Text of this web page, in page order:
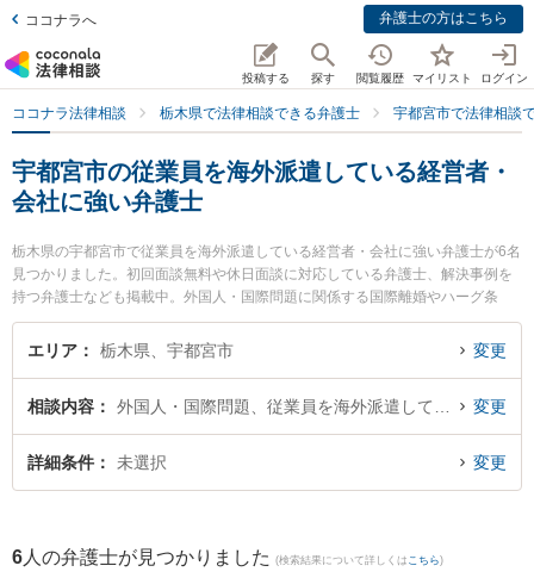
ココナラへ 弁護士の方はこちら
投稿する 探す 閲覧履歴 マイリスト ログイン
ココナラ法律相談 栃木県で法律相談できる弁護士 宇都宮市で法律相談
宇都宮市の従業員を海外派遣している経営者・
会社に強い弁護士
栃木県の宇都宮市で従業員を海外派遣している経営者・会社に強い弁護士が6名
見つかりました。初回面談無料や休日面談に対応している弁護士、解決事例を
持つ弁護士なども掲載中。外国人・国際問題に関係する国際離婚やハーグ条
約、国際結婚等の細かな分野での絞り込み検索もでき便利です。特に弁護士法
人高木・尾畑法律事務所の尾畑 慧弁護士や稲葉勉法律事務所の染谷 耕平弁護
業員を海外派遣している経営者・会社のトラブルを今すぐに弁護士に相談した
い』『従業員を海外派遣している経営者・会社のトラブル解決の実績豊富な近
くの弁護士を検索したい』『初回相談無料で従業員を海外派遣している経営
エリア 栃木県、宇都宮市 変更
相談内容 変更
詳細条件 未選択 変更
6 人の弁護士が見つかりました (検索結果について詳しくは こちら)